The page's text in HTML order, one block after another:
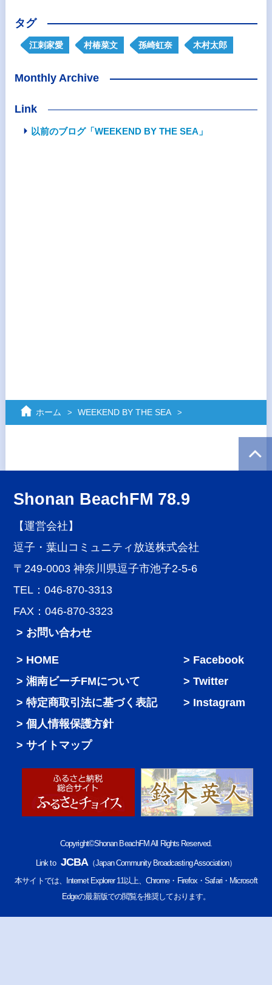
タグ
江刺家愛 村椿菜文 孫崎虹奈 木村太郎
Monthly Archive
Link
以前のブログ「WEEKEND BY THE SEA」
ホーム WEEKEND BY THE SEA
Shonan BeachFM 78.9
【運営会社】
逗子・葉山コミュニティ放送株式会社
〒249-0003 神奈川県逗子市池子2-5-6
TEL：046-870-3313
FAX：046-870-3323
> お問い合わせ
HOME
湘南ビーチFMについて
特定商取引法に基づく表記
個人情報保護方針
サイトマップ
Facebook
Twitter
Instagram
Copyright©Shonan BeachFM All Rights Reserved.
Link to JCBA（Japan Community Broadcasting Association）
本サイトでは、Internet Explorer 11以上、Chrome・Firefox・Safari・Microsoft
Edgeの最新版での閲覧を推奨しております。